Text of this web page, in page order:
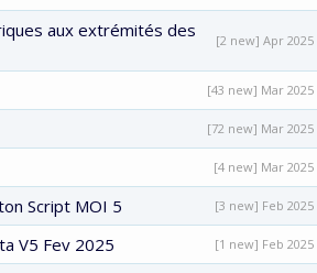
aux extrémités des
[2 new] Apr 2025
[43 new] Mar 2025
[72 new] Mar 2025
[4 new] Mar 2025
Script MOI 5 [3 new] Feb 2025
V5 Fev 2025 [1 new] Feb 2025